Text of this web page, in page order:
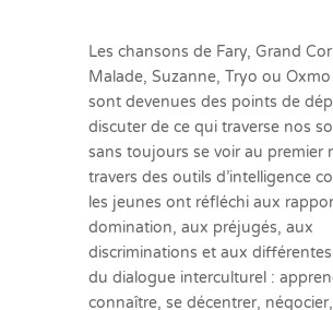
Les chansons de Fary, Grand
Malade, Suzanne, Tryo ou
sont devenues des points de
discuter de ce qui traverse nos
sans toujours se voir au premier
travers des outils d’intelligence
les jeunes ont réfléchi aux
domination, aux préjugés, aux
discriminations et aux
du dialogue interculturel :
connaître, se décentrer,